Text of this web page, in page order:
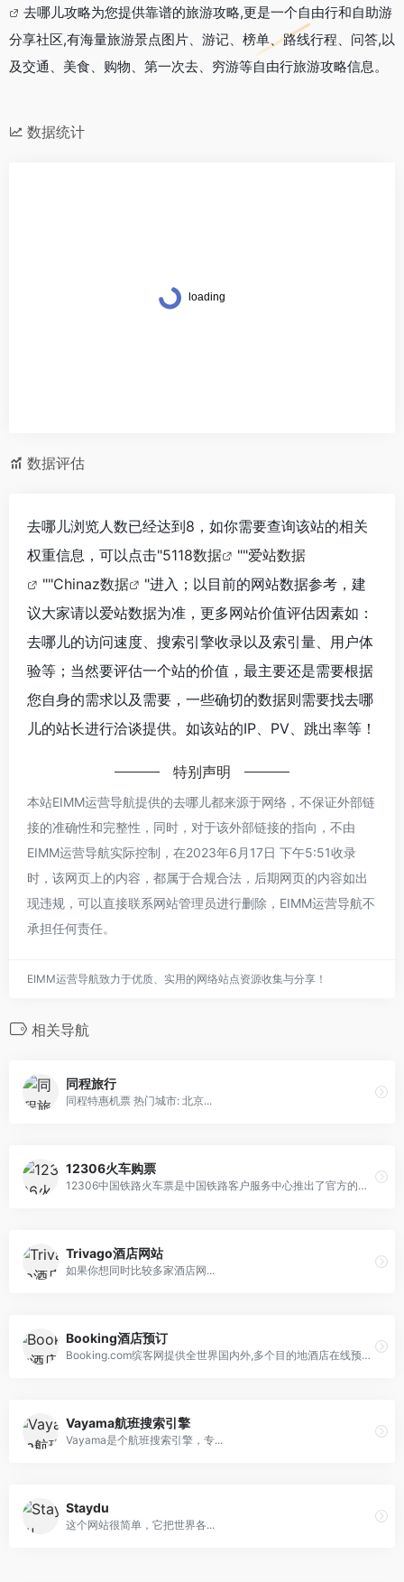
去哪儿攻略为您提供靠谱的旅游攻略,更是一个自由行和自助游
分享社区,有海量旅游景点图片、游记、榜单、路线行程、问答,以
及交通、美食、购物、第一次去、穷游等自由行旅游攻略信息。
数据统计
数据评估
去哪儿浏览人数已经达到8，如你需要查询该站的相关
权重信息，可以点击"5118数据 ""爱站数据
""Chinaz数据
"进入；以目前的网站数据参考，建
议大家请以爱站数据为准，更多网站价值评估因素如：
去哪儿的访问速度、搜索引擎收录以及索引量、用户体
验等；当然要评估一个站的价值，最主要还是需要根据
您自身的需求以及需要，一些确切的数据则需要找去哪
儿的站长进行洽谈提供。如该站的IP、PV、跳出率等！
特别声明
本站EIMM运营导航提供的去哪儿都来源于网络，不保证外部链
接的准确性和完整性，同时，对于该外部链接的指向，不由
EIMM运营导航实际控制，在2023年6月17日 下午5:51收录
时，该网页上的内容，都属于合规合法，后期网页的内容如出
现违规，可以直接联系网站管理员进行删除，EIMM运营导航不
承担任何责任。
EIMM运营导航致力于优质、实用的网络站点资源收集与分享！
相关导航
同程旅行
同程特惠机票 热门城市: 北京...
12306火车购票
12306中国铁路火车票是中国铁路客户服务中心推出了官方的手机号购票应用软件。12306与火车票务官方网站共享用户、订单和票额等信息，并遵守统一的购票业务规则。
Trivago酒店网站
如果你想同时比较多家酒店网...
Booking酒店预订
Booking.com缤客网提供全世界国内外,多个目的地酒店在线预订且可享受超值优惠。查询符合您预算并提供最低价格保证的酒店。
Vayama航班搜索引擎
Vayama是个航班搜索引擎，专...
Staydu
这个网站很简单，它把世界各...